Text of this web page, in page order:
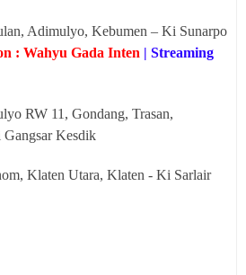
Adimulyo, Kebumen – Ki Sunarpo
: Wahyu Gada Inten | Streaming
RW 11, Gondang, Trasan,
Kesdik
Klaten Utara, Klaten - Ki Sarlair